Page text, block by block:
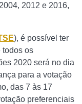
2012 e 2016,
), é possível ter
todos os
2020 será no dia
para a votação
das 7 às 17
preferenciais